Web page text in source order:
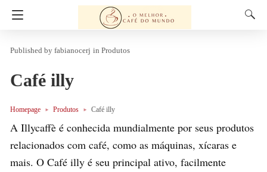
fabianocerj in Produtos
Café illy
Homepage Produtos Café illy
A Illycaffè é conhecida mundialmente por seus produtos
relacionados com café, como as máquinas, xícaras e
mais. O Café illy é seu principal ativo, facilmente